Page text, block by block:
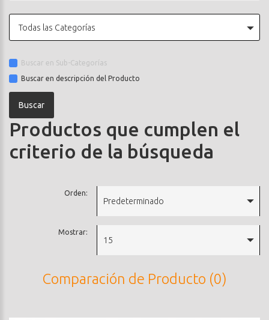
Todas las Categorías
Buscar en Sub-Categorías
Buscar en descripción del Producto
Productos que cumplen el
criterio de la búsqueda
Orden:
Predeterminado
Mostrar:
15
Comparación de Producto (0)